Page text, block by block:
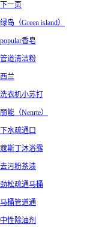
下一页
绿岛（Green island）
popular香皂
管道清洁粉
西兰
洗衣机小苏打
丽能（Nenrte）
下水疏通口
蔻斯丁沐浴露
去污粉茶渍
劲松疏通马桶
马桶管道通
中性除油剂